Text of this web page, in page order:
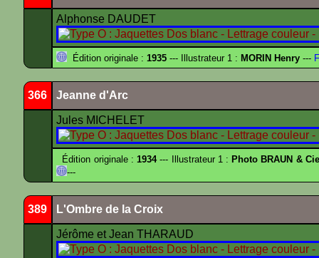
Alphonse DAUDET
Édition originale : 1935 --- Illustrateur 1 : MORIN Henry ---
366 Jeanne d'Arc
Jules MICHELET
Édition originale :1934--- Illustrateur 1 : Photo BRAUN &
---
389 L'Ombre de la Croix
Jérôme et Jean THARAUD